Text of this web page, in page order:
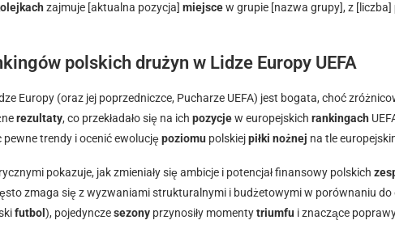
zajmuje [aktualna pozycja] miejscew grupie [nazwa grupy], z [liczba]
polskich drużyn w Lidze Europy UEFA
Europy (oraz jej poprzedniczce, Pucharze UEFA) jest bogata, choć
rezultaty, co przekładało się na ich pozycjew europejskich rankingach
trendy i ocenić ewolucjępoziomu polskiejpiłki nożnej na tle
pokazuje, jak zmieniały się ambicje i potencjał finansowy polskich
zmaga się z wyzwaniami strukturalnymi i budżetowymi w porównaniu do
futbol ), pojedynczesezony przynosiły momentytriumfu i znaczące